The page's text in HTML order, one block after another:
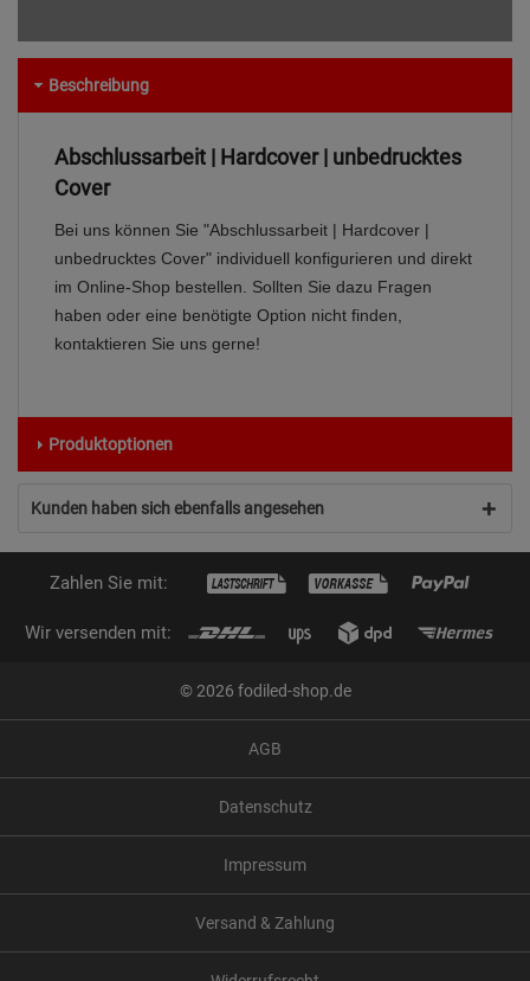
Beschreibung
Abschlussarbeit | Hardcover | unbedrucktes
Cover
Bei uns können Sie "Abschlussarbeit | Hardcover |
unbedrucktes Cover" individuell konfigurieren und direkt
im Online-Shop bestellen. Sollten Sie dazu Fragen
haben oder eine benötigte Option nicht finden,
kontaktieren Sie uns gerne!
Produktoptionen
Kunden haben sich ebenfalls angesehen
Zahlen Sie mit:
Wir versenden mit:
© 2026 fodiled-shop.de
AGB
Datenschutz
Impressum
Versand & Zahlung